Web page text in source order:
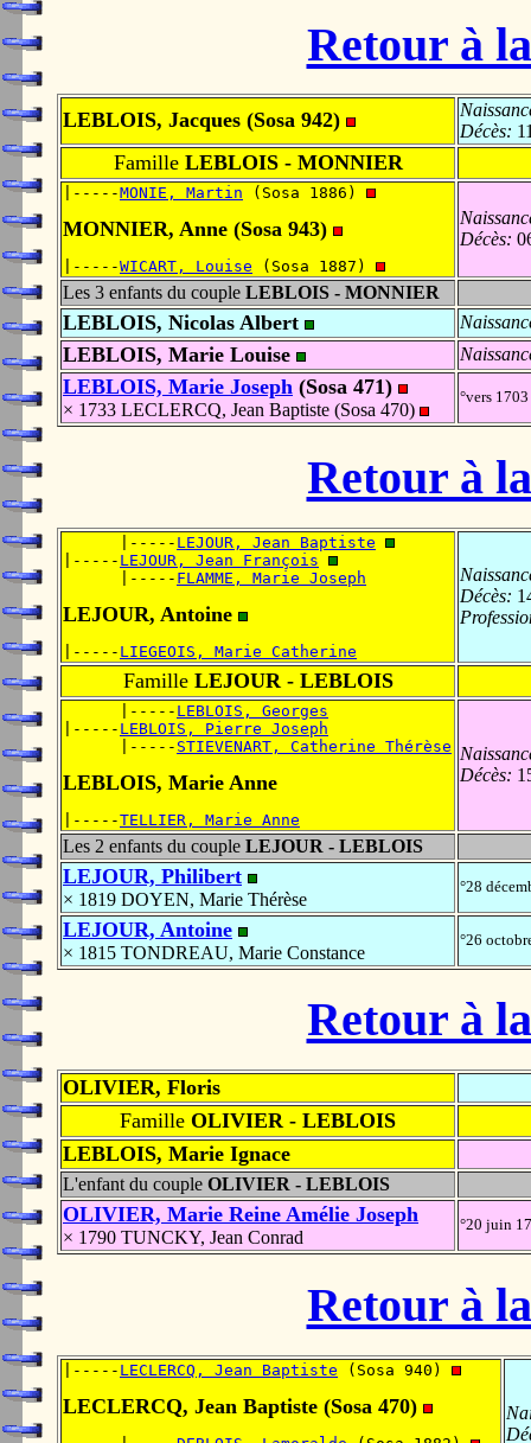
Retour à
LEBLOIS, Jacques (Sosa 942)
Décès:
FamilleLEBLOIS - MONNIER
|-----MONIE, Martin (Sosa 1886)
MONNIER, Anne (Sosa 943)
|-----WICART, Louise (Sosa 1887)
Décès:
Les 3 enfants du couple LEBLOIS - MONNIER
LEBLOIS, Nicolas Albert
LEBLOIS, Marie Louise
LEBLOIS, Marie Joseph (Sosa 471)
× 1733 LECLERCQ, Jean Baptiste (Sosa 470)
°vers 1703
Retour à
      |-----
LEJOUR, Jean Baptiste
|----- LEJOUR, Jean François
      |-----
FLAMME, Marie Joseph
LEJOUR, Antoine
|----- LIEGEOIS, Marie Catherine
Décès:
FamilleLEJOUR - LEBLOIS
      |-----
LEBLOIS, Georges
|----- LEBLOIS, Pierre Joseph
      |-----
STIEVENART, Catherine Thérèse
LEBLOIS, Marie Anne
|-----TELLIER, Marie Anne
Décès:
Les 2 enfants du couple LEJOUR - LEBLOIS
LEJOUR, Philibert
× 1819 DOYEN, Marie Thérèse
°28
LEJOUR, Antoine
× 1815 TONDREAU, Marie Constance
°26
Retour à
OLIVIER, Floris
Famille OLIVIER - LEBLOIS
LEBLOIS, Marie Ignace
L'enfant du couple OLIVIER - LEBLOIS
OLIVIER, Marie Reine Amélie Joseph
× 1790 TUNCKY, Jean Conrad
°20 juin
Retour à
|----- LECLERCQ, Jean Baptiste (Sosa 940)
LECLERCQ, Jean Baptiste (Sosa 470)